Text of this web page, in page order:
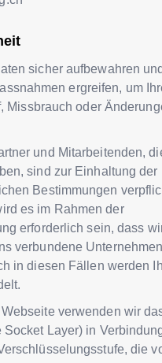
sicher aufbewahren
ergreifen, um
Missbrauch oder
und Mitarbeitenden,
sind zur Einhaltung der
Bestimmungen
es im Rahmen der
erforderlich sein, dass
verbundene Unternehmen
in diesen Fällen werden
Webseite verwenden wir
Socket Layer) in
die